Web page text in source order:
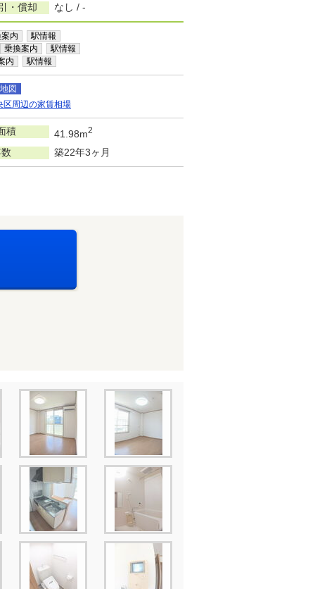
・償却 なし / -
内 駅情報
乗換案内 駅情報
内 駅情報
図
区周辺の家賃相場
積 41.98m2
築22年3ヶ月